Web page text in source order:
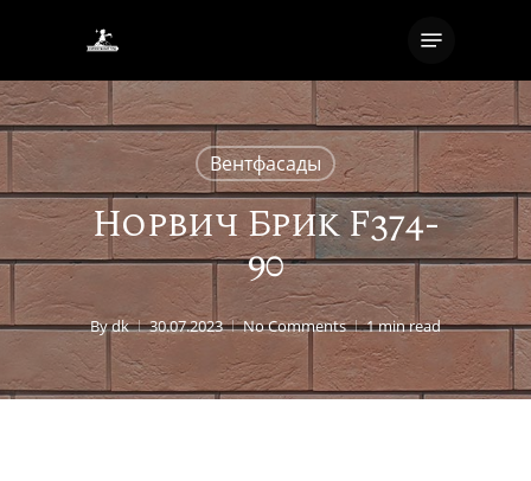
main
content
Вентфасады
Норвич Брик F374-
90
Bydk 30.07.2023 No Comments 1 min read
Menu